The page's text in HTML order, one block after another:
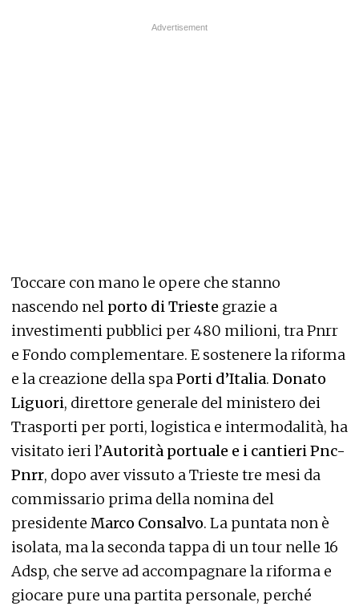
Toccare con mano le opere che stanno
nascendo nel porto di Trieste grazie a
investimenti pubblici per 480 milioni, tra Pnrr
e Fondo complementare. E sostenere la riforma
e la creazione della spaPorti d’Italia. Donato
Liguori, direttore generale del ministero dei
Trasporti per porti, logistica e intermodalità, ha
visitato ieri l’Autorità portuale e i cantieri Pnc-
Pnrr, dopo aver vissuto a Trieste tre mesi da
commissario prima della nomina del
presidente Marco Consalvo. La puntata non è
isolata, ma la seconda tappa di un tour nelle 16
Adsp, che serve ad accompagnare la riforma e
giocare pure una partita personale, perché